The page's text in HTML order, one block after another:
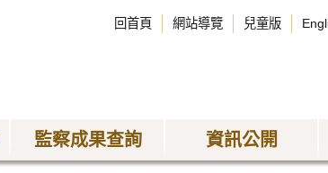
回首頁 網站導覽 兒童版
監察成果查詢 資訊公開